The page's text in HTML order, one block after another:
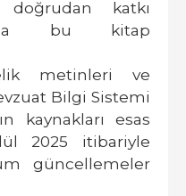
katkı
bu kitap
metinleri ve
Bilgi Sistemi
kaynakları esas
2025 itibariyle
güncellemeler